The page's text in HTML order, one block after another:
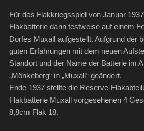
Für das Flakkriegsspiel von Januar
Flakbatterie dann testweise auf einem
Dorfes Muxall aufgestellt. Aufgrund der
guten Erfahrungen mit dem neuen
Standort und der Name der Batterie im
„Mönkeberg“ in „Muxall“ geändert.
Ende 1937 stellte die Reserve-
Flakbatterie Muxall vorgesehenen 4
8,8cm Flak 18.